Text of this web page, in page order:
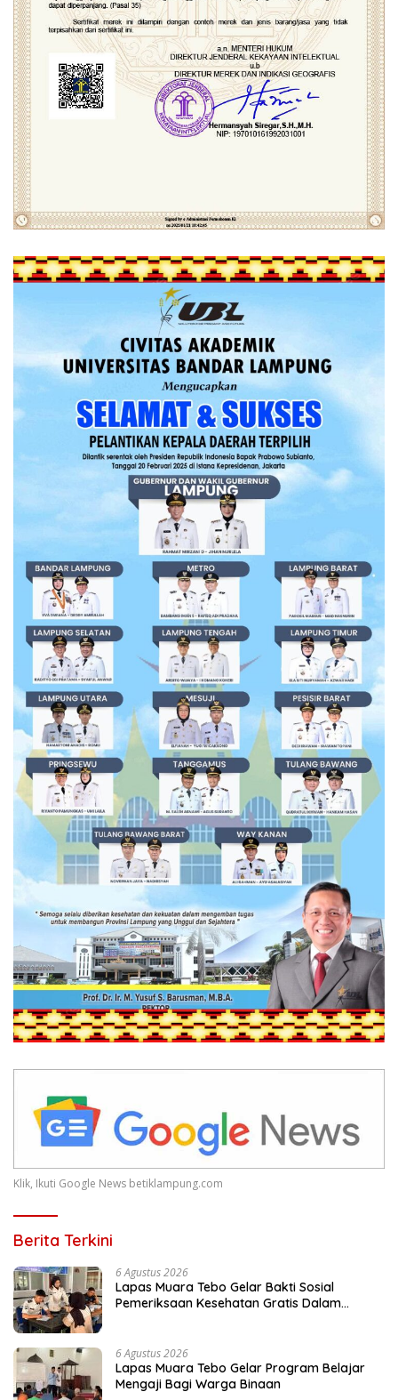
Klik, Ikuti Google News betiklampung.com
Berita Terkini
6 Agustus 2026
Lapas Muara Tebo Gelar Bakti Sosial
Pemeriksaan Kesehatan Gratis Dalam
6 Agustus 2026
Lapas Muara Tebo Gelar Program Belajar
Mengaji Bagi Warga Binaan